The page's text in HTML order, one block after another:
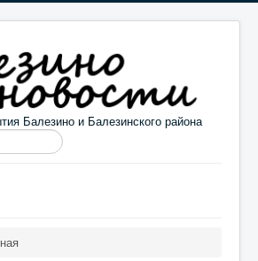
Балезино и Балезинского района